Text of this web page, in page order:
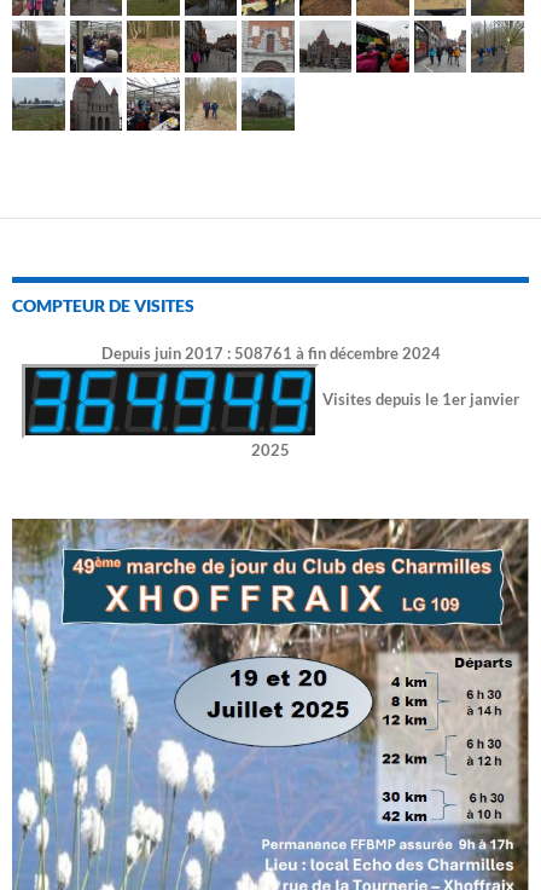
COMPTEUR DE VISITES
Depuis juin 2017 : 508761 à fin décembre 2024
Visites depuis le 1er janvier
2025